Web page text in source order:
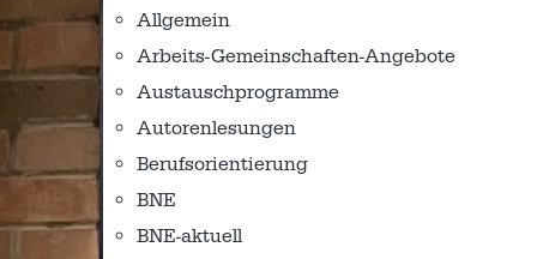
Allgemein
Arbeits-Gemeinschaften-Angebote
Austausch­programme
Autorenlesungen
Berufsorientierung
BNE
BNE-aktuell